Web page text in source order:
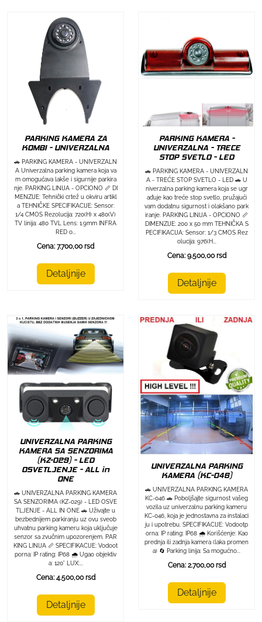
PARKING KAMERA ZA
KOMBI - UNIVERZALNA
🚗 PARKING KAMERA - UNIVERZALN
A Univerzalna parking kamera koja va
m omogućava lakše i sigurnije parkira
nje. PARKING LINIJA - OPCIONO 📏 DI
MENZIJE: Tehnički crtež u okviru artikl
a TEHNIČKE SPECIFIKACIJE: Sensor:
1/4 CMOS Rezolucija: 720(H) x 480(V)
TV linija: 480 TVL Lens: 1.9mm INFRA
RED o...
Cena: 7.700,00 rsd
Detaljnije
PARKING KAMERA -
UNIVERZALNA - TRECE
STOP SVETLO - LED
🚗 PARKING KAMERA - UNIVERZALN
A - TREĆE STOP SVETLO - LED 🚗 U
niverzalna parking kamera koja se ugr
ađuje kao treće stop svetlo, pružajući
vam dodatnu sigurnost i olakšano park
iranje. PARKING LINIJA - OPCIONO 📏
DIMENZIJE: 200 x 50 mm TEHNIČKA S
PECIFIKACIJA: Sensor: 1/3 CMOS Rez
olucija: 976(H...
Cena: 9.500,00 rsd
Detaljnije
UNIVERZALNA PARKING
KAMERA SA SENZORIMA
(KZ-029) - LED
OSVETLJENJE - ALL in
ONE
🚗 UNIVERZALNA PARKING KAMERA
SA SENZORIMA (KZ-029) - LED OSVE
TLJENJE - ALL IN ONE 🚗 Uživajte u
bezbednijem parkiranju uz ovu sveob
uhvatnu parking kameru koja uključuje
senzor sa zvučnim upozorenjem. PAR
KING LINIJA 📏 SPECIFIKACIJE: Vodoot
porna: IP rating: IP68 🌧️ Ugao objektiv
a: 120° LUX:...
Cena: 4.500,00 rsd
Detaljnije
UNIVERZALNA PARKING
KAMERA (KC-046)
🚗 UNIVERZALNA PARKING KAMERA
KC-046 🚗 Poboljšajte sigurnost vašeg
vozila uz univerzalnu parking kameru
KC-046, koja je jednostavna za instalaci
ju i upotrebu. SPECIFIKACIJE: Vodootp
orna: IP rating: IP68 🌧️ Korišćenje: Kao
prednja ili zadnja kamera (laka promen
a) 🔄 Parking linija: Sa mogućno...
Cena: 2.700,00 rsd
Detaljnije